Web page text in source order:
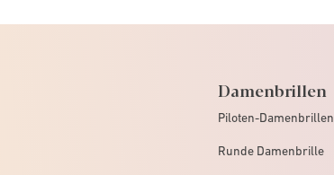
Damenbrillen
Piloten-Damenbrillen
Runde Damenbrille